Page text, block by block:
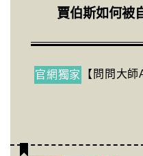
賈伯斯如何被
官網獨家 【問問大師